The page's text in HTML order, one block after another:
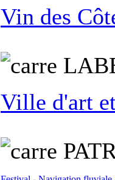
Vin des
L
Ville d'art